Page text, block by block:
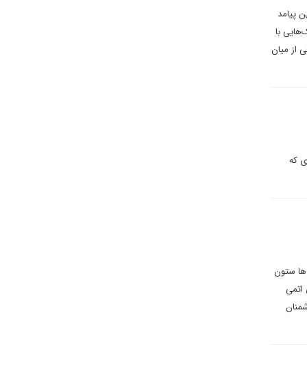
پیامد
با
از میان
که
ستون
اتمی